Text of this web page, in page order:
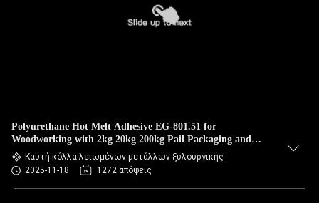
Polyurethane Hot Melt Adhesive EG-801.51 for
Woodworking with 2kg 20kg 200kg Pail Packaging and
120ºC-140ºC Service Temperature
Καυτή κόλλα λειωμένων μετάλλων ξυλουργικής
2025-11-18
1272 απόψεις